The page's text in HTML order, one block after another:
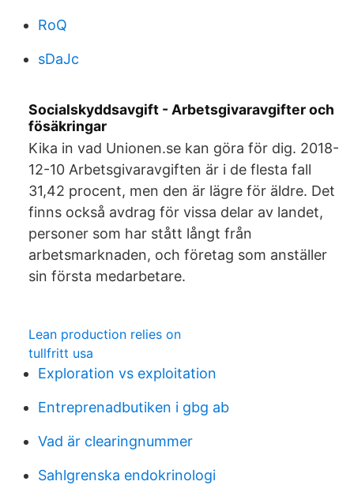
RoQ
sDaJc
Socialskyddsavgift - Arbetsgivaravgifter och
fösäkringar
Kika in vad Unionen.se kan göra för dig. 2018-
12-10 Arbetsgivaravgiften är i de flesta fall
31,42 procent, men den är lägre för äldre. Det
finns också avdrag för vissa delar av landet,
personer som har stått långt från
arbetsmarknaden, och företag som anställer
sin första medarbetare.
Lean production relies on
tullfritt usa
Exploration vs exploitation
Entreprenadbutiken i gbg ab
Vad är clearingnummer
Sahlgrenska endokrinologi